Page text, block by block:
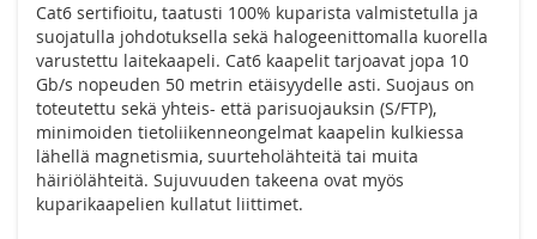
Cat6 sertifioitu, taatusti 100% kuparista valmistetulla ja
suojatulla johdotuksella sekä halogeenittomalla kuorella
varustettu laitekaapeli. Cat6 kaapelit tarjoavat jopa 10
Gb/s nopeuden 50 metrin etäisyydelle asti. Suojaus on
toteutettu sekä yhteis- että parisuojauksin (S/FTP),
minimoiden tietoliikenneongelmat kaapelin kulkiessa
lähellä magnetismia, suurteholähteitä tai muita
häiriölähteitä. Sujuvuuden takeena ovat myös
kuparikaapelien kullatut liittimet.